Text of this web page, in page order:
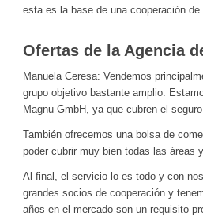
esta es la base de una cooperación
Ofertas de la Agencia
Manuela Ceresa: Vendemos
grupo objetivo bastante amplio.
Magnu GmbH, ya que cubren el
También ofrecemos una bolsa de
poder cubrir muy bien todas las áreas
Al final, el servicio lo es todo y con
grandes socios de cooperación y
años en el mercado son un requisito